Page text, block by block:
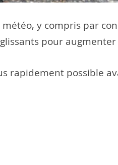
y compris par
pour
rapidement possible